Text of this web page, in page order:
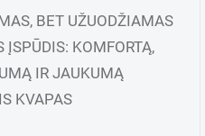
BET UŽUODŽIAMAS
ĮSPŪDIS: KOMFORTĄ,
IR JAUKUMĄ
KVAPAS